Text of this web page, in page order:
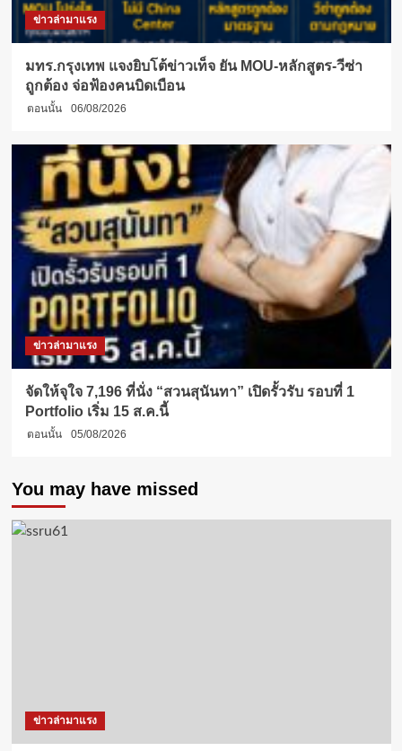
ข่าวล่ามาแรง
มทร.กรุงเทพ แจงยิบโต้ข่าวเท็จ ยัน MOU-หลักสูตร-วีซ่า
ถูกต้อง จ่อฟ้องคนบิดเบือน
ตอนนั้น 06/08/2026
ข่าวล่ามาแรง
จัดให้จุใจ 7,196 ที่นั่ง “สวนสุนันทา” เปิดรั้วรับ รอบที่ 1
Portfolio เริ่ม 15 ส.ค.นี้
ตอนนั้น 05/08/2026
You may have missed
ข่าวล่ามาแรง